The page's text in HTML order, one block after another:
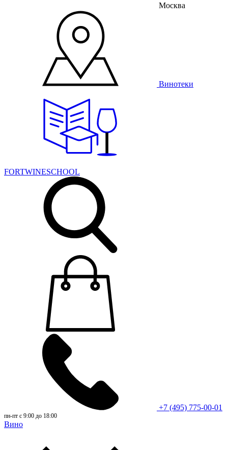
Москва
Винотеки
FORTWINESCHOOL
+7 (495) 775-00-01
пн-пт с 9:00 до 18:00
Вино